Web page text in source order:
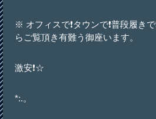
※ オフィスで❗タウンで❗普段履き
らご覧頂き有難う御座います。
激安❗️☆
*:.。